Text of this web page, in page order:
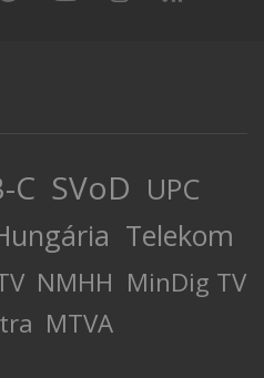
C SVoD UPC
Telekom
NMHH MinDig TV
MTVA